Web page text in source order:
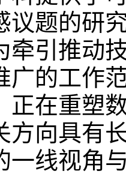
议题的研
牵引推动
广的工作
正在重塑
方向具有
一线视角